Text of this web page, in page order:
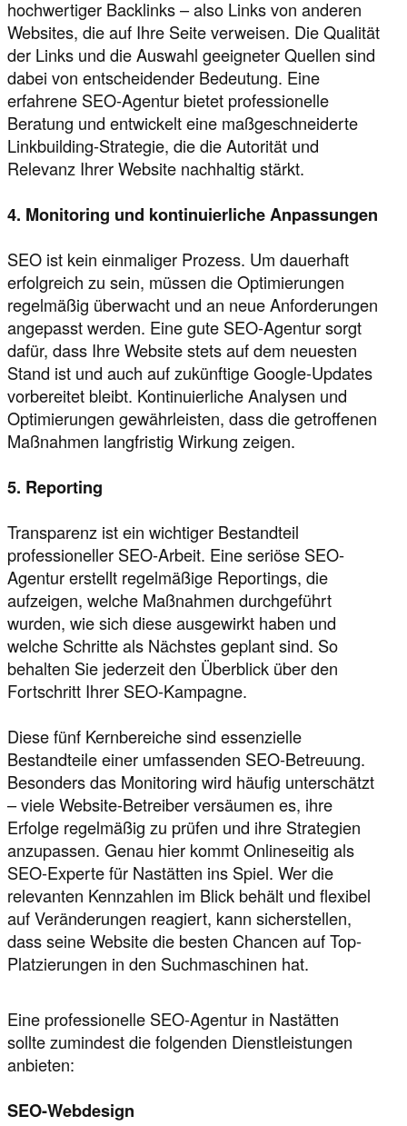
hochwertiger Backlinks – also Links von anderen
Websites, die auf Ihre Seite verweisen. Die Qualität
der Links und die Auswahl geeigneter Quellen sind
dabei von entscheidender Bedeutung. Eine
erfahrene SEO-Agentur bietet professionelle
Beratung und entwickelt eine maßgeschneiderte
Linkbuilding-Strategie, die die Autorität und
Relevanz Ihrer Website nachhaltig stärkt.
4. Monitoring und kontinuierliche Anpassungen
SEO ist kein einmaliger Prozess. Um dauerhaft
erfolgreich zu sein, müssen die Optimierungen
regelmäßig überwacht und an neue Anforderungen
angepasst werden. Eine gute SEO-Agentur sorgt
dafür, dass Ihre Website stets auf dem neuesten
Stand ist und auch auf zukünftige Google-Updates
vorbereitet bleibt. Kontinuierliche Analysen und
Optimierungen gewährleisten, dass die getroffenen
Maßnahmen langfristig Wirkung zeigen.
5. Reporting
Transparenz ist ein wichtiger Bestandteil
professioneller SEO-Arbeit. Eine seriöse SEO-
Agentur erstellt regelmäßige Reportings, die
aufzeigen, welche Maßnahmen durchgeführt
wurden, wie sich diese ausgewirkt haben und
welche Schritte als Nächstes geplant sind. So
behalten Sie jederzeit den Überblick über den
Fortschritt Ihrer SEO-Kampagne.
Diese fünf Kernbereiche sind essenzielle
Bestandteile einer umfassenden SEO-Betreuung.
Besonders das Monitoring wird häufig unterschätzt
– viele Website-Betreiber versäumen es, ihre
Erfolge regelmäßig zu prüfen und ihre Strategien
anzupassen. Genau hier kommt Onlineseitig als
SEO-Experte für Nastätten ins Spiel. Wer die
relevanten Kennzahlen im Blick behält und flexibel
auf Veränderungen reagiert, kann sicherstellen,
dass seine Website die besten Chancen auf Top-
Platzierungen in den Suchmaschinen hat.
Eine professionelle SEO-Agentur in Nastätten
sollte zumindest die folgenden Dienstleistungen
anbieten:
SEO-Webdesign